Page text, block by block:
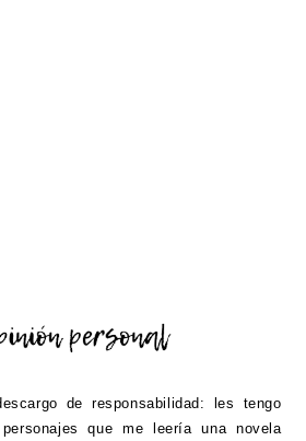
de responsabilidad: les tengo
que me leería una novela